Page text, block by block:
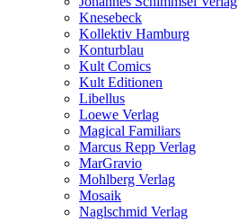
Knesebeck
Kollektiv Hamburg
Konturblau
Kult Comics
Kult Editionen
Libellus
Loewe Verlag
Magical Familiars
Marcus Repp Verlag
MarGravio
Mohlberg Verlag
Mosaik
Naglschmid Verlag